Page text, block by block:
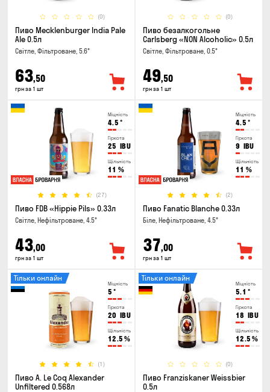
(0)
Пиво Mecklenburger India Pale
Ale 0.5л
Світле, Фільтроване, 5.6°
63,50
грн за 1 шт
(0)
Пиво безалкогольне
Carlsberg «NON Alcoholic» 0.5л
Світле, Фільтроване, 0.5°
49,50
грн за 1 шт
Міцність
4.5 °
Гіркота
25 IBU
Щільність
11 %
(27)
Пиво FDB «Hippie Pils» 0.33л
Світле, Нефільтроване, 4.5°
43,00
грн за 1 шт
Міцність
4.5 °
Гіркота
9 IBU
Щільність
11 %
(2)
Пиво Fanatic Blanche 0.33л
Біле, Нефільтроване, 4.5°
37,00
грн за 1 шт
Міцність
5 °
Гіркота
20 IBU
Щільність
12.5 %
(1)
Тільки онлайн
Пиво A. Le Coq Alexander
Unfiltered 0.568л
Міцність
5.1 °
Гіркота
18 IBU
Щільність
12.5 %
(0)
Тільки онлайн
Пиво Franziskaner Weissbier
0.5л